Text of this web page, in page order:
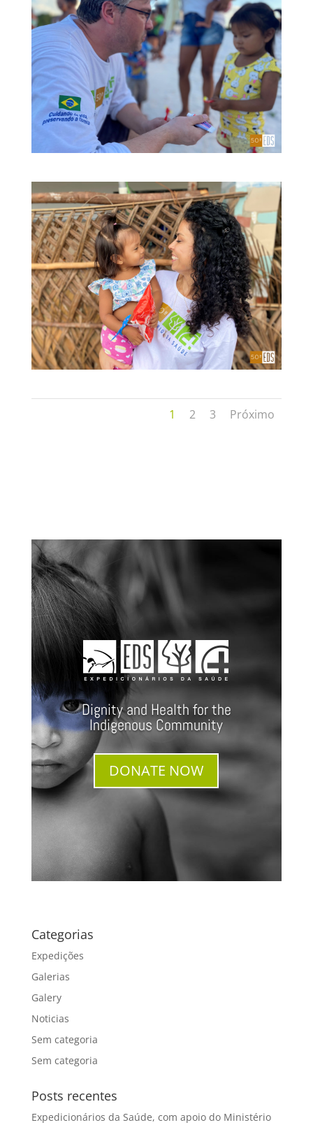
1 2 3 Próximo
Dignity and Health for the
Indigenous Community
DONATE NOW
Categorias
Expedições
Galerias
Galery
Noticias
Sem categoria
Sem categoria
Posts recentes
Expedicionários da Saúde, com apoio do Ministério